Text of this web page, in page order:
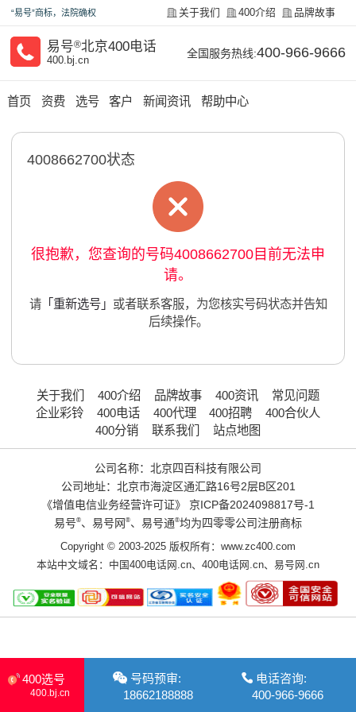
“易号”商标，法院确权 关于我们 400介绍 品牌故事
易号®北京400电话
400.bj.cn
全国服务热线:400-966-9666
首页 资费 选号 客户 新闻资讯 帮助中心
4008662700状态
很抱歉，您查询的号码4008662700目前无法申
请。
请「重新选号」 或者联系客服，为您核实号码状态并告知
后续操作。
关于我们 400介绍 品牌故事 400资讯
常见问题
企业彩铃
400电话 400代理 400招聘
400合伙人
400分销
联系我们 站点地图
公司名称：北京四百科技有限公司
公司地址：北京市海淀区通汇路16号2层B区201
《增值电信业务经营许可证》
京ICP备2024098817号-1
易号®、易号网 ®、易号通®均为四零零公司注册商标
Copyright © 2003-2025 版权所有：www.zc400.com
本站中文域名： 中国400电话网.cn、 400电话网.cn、 易号网.cn
400选号
400.bj.cn
号码预审:
18662188888
电话咨询:
400-966-9666